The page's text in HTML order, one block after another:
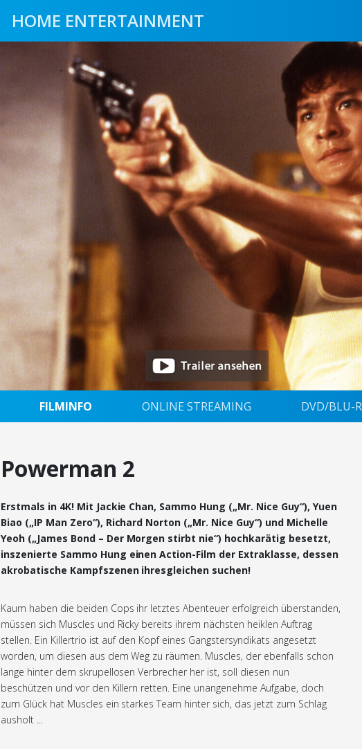
HOME ENTERTAINMENT
FILMINFO ONLINE STREAMING DVD/BLU-
Powerman 2
Erstmals in 4K! Mit Jackie Chan, Sammo Hung („Mr. Nice Guy“), Yuen
Biao („IP Man Zero“), Richard Norton („Mr. Nice Guy“) und Michelle
Yeoh („James Bond – Der Morgen stirbt nie“) hochkarätig besetzt,
inszenierte Sammo Hung einen Action-Film der Extraklasse, dessen
akrobatische Kampfszenen ihresgleichen suchen!
Kaum haben die beiden Cops ihr letztes Abenteuer erfolgreich überstanden,
müssen sich Muscles und Ricky bereits ihrem nächsten heiklen Auftrag
stellen. Ein Killertrio ist auf den Kopf eines Gangstersyndikats angesetzt
worden, um diesen aus dem Weg zu räumen. Muscles, der ebenfalls schon
lange hinter dem skrupellosen Verbrecher her ist, soll diesen nun
beschützen und vor den Killern retten. Eine unangenehme Aufgabe, doch
zum Glück hat Muscles ein starkes Team hinter sich, das jetzt zum Schlag
ausholt ...